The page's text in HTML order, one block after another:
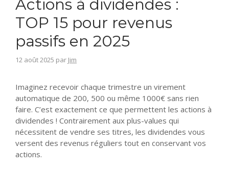
Actions à dividendes :
TOP 15 pour revenus
passifs en 2025
12 août 2025 par Jim
Imaginez recevoir chaque trimestre un virement
automatique de 200, 500 ou même 1000€ sans rien
faire. C’est exactement ce que permettent les actions à
dividendes ! Contrairement aux plus-values qui
nécessitent de vendre ses titres, les dividendes vous
versent des revenus réguliers tout en conservant vos
actions.